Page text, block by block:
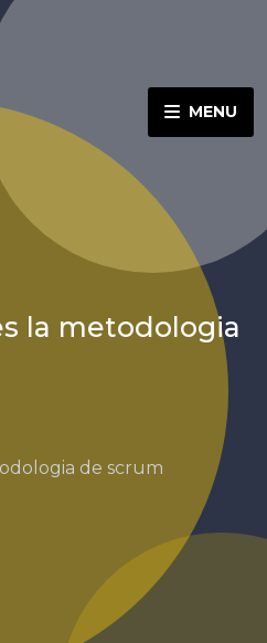
MENU
la metodologia
de scrum